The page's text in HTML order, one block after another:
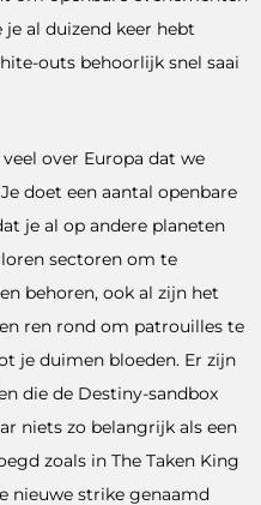
al duizend keer hebt
outs behoorlijk snel saai
over Europa dat we
doet een aantal openbare
je al op andere planeten
sectoren om te
behoren, ook al zijn het
ren rond om patrouilles te
je duimen bloeden. Er zijn
die de Destiny-sandbox
niets zo belangrijk als een
zoals in The Taken King
nieuwe strike genaamd